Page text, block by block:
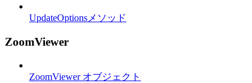
UpdateOptionsメソッド
ZoomViewer
ZoomViewer オブジェクト